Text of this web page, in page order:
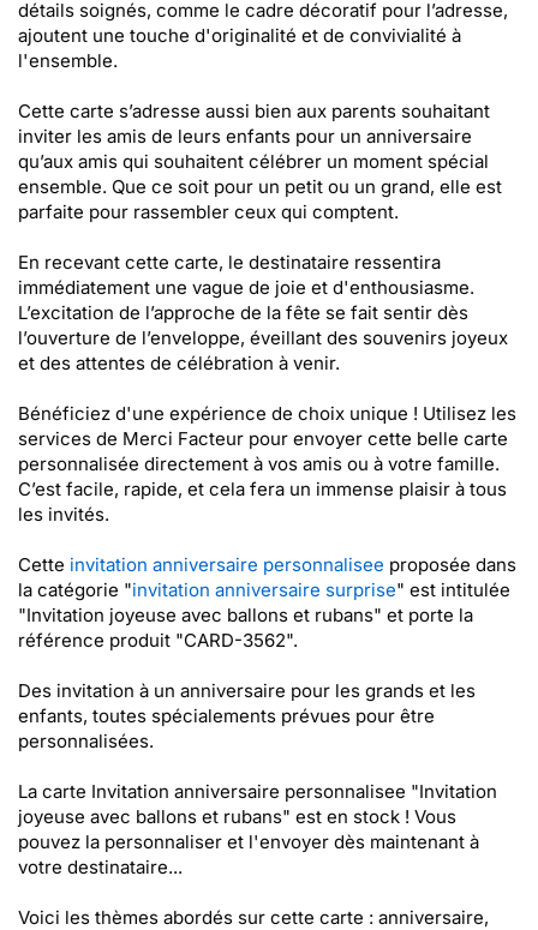
détails soignés, comme le cadre décoratif pour l’adresse,
ajoutent une touche d'originalité et de convivialité à
l'ensemble.
Cette carte s’adresse aussi bien aux parents souhaitant
inviter les amis de leurs enfants pour un anniversaire
qu’aux amis qui souhaitent célébrer un moment spécial
ensemble. Que ce soit pour un petit ou un grand, elle est
parfaite pour rassembler ceux qui comptent.
En recevant cette carte, le destinataire ressentira
immédiatement une vague de joie et d'enthousiasme.
L’excitation de l’approche de la fête se fait sentir dès
l’ouverture de l’enveloppe, éveillant des souvenirs joyeux
et des attentes de célébration à venir.
Bénéficiez d'une expérience de choix unique ! Utilisez les
services de Merci Facteur pour envoyer cette belle carte
personnalisée directement à vos amis ou à votre famille.
C’est facile, rapide, et cela fera un immense plaisir à tous
les invités.
Cette invitation anniversaire personnalisee proposée dans
la catégorie "invitation anniversaire surprise" est intitulée
"Invitation joyeuse avec ballons et rubans" et porte la
référence produit "CARD-3562".
Des invitation à un anniversaire pour les grands et les
enfants, toutes spécialements prévues pour être
personnalisées.
La carte Invitation anniversaire personnalisee "Invitation
joyeuse avec ballons et rubans" est en stock ! Vous
pouvez la personnaliser et l'envoyer dès maintenant à
votre destinataire...
Voici les thèmes abordés sur cette carte : anniversaire,